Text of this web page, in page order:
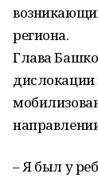
региона.
Глава
дислокации
– Я был у